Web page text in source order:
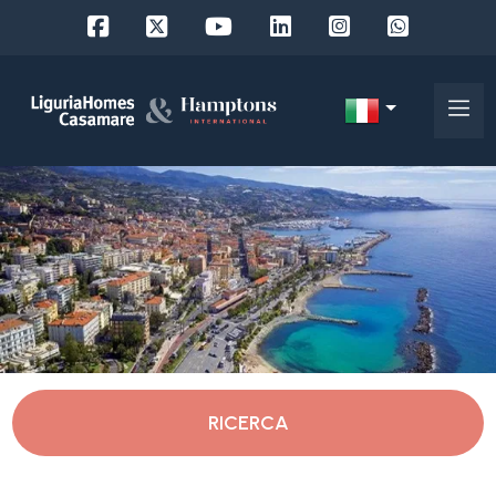
RICERCA
EN
FR
DE
RU
Chi
siamo
I
Scegli
dove
cercare
Imperia
Dolcedo